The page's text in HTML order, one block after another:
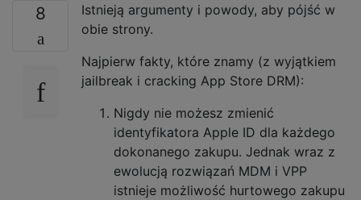
8
Istnieją argumenty i powody, aby pójść w
obie strony.
Najpierw fakty, które znamy (z wyjątkiem
jailbreak i cracking App Store DRM):
Nigdy nie możesz zmienić
identyfikatora Apple ID dla każdego
dokonanego zakupu. Jednak wraz z
ewolucją rozwiązań MDM i VPP
istnieje możliwość hurtowego zakupu